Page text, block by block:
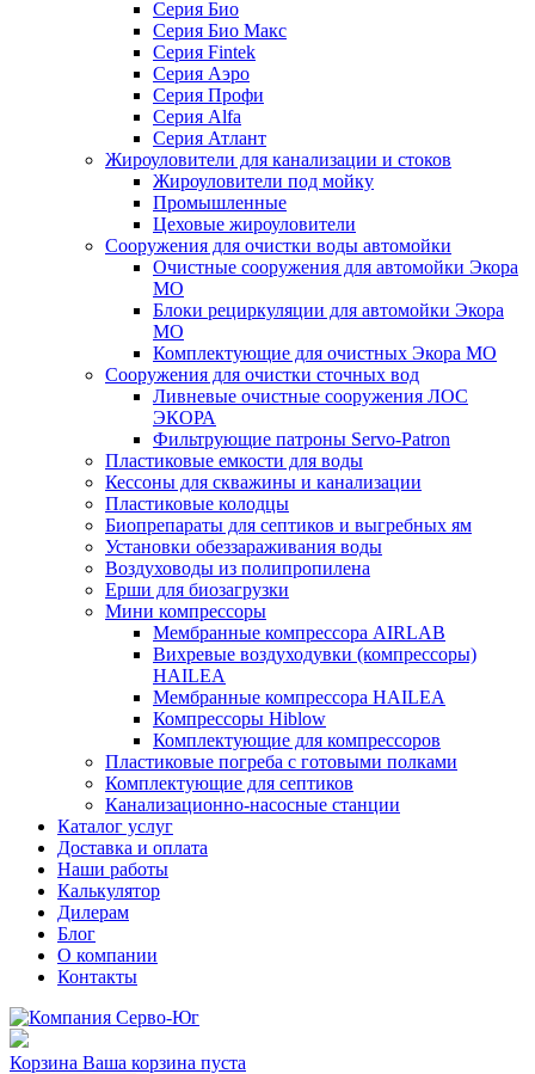
Серия Био
Серия Био Макс
Серия Fintek
Серия Аэро
Серия Профи
Серия Alfa
Серия Атлант
Жироуловители для канализации и стоков
Жироуловители под мойку
Промышленные
Цеховые жироуловители
Сооружения для очистки воды автомойки
Очистные сооружения для автомойки Экора
МО
Блоки рециркуляции для автомойки Экора
МО
Комплектующие для очистных Экора МО
Сооружения для очистки сточных вод
Ливневые очистные сооружения ЛОС
ЭКОРА
Фильтрующие патроны Servo-Patron
Пластиковые емкости для воды
Кессоны для скважины и канализации
Пластиковые колодцы
Биопрепараты для септиков и выгребных ям
Установки обеззараживания воды
Воздуховоды из полипропилена
Ерши для биозагрузки
Мини компрессоры
Мембранные компрессора AIRLAB
Вихревые воздуходувки (компрессоры)
HAILEA
Мембранные компрессора HAILEA
Компрессоры Hiblow
Комплектующие для компрессоров
Пластиковые погреба с готовыми полками
Комплектующие для септиков
Канализационно-насосные станции
Каталог услуг
Доставка и оплата
Наши работы
Калькулятор
Дилерам
Блог
О компании
Контакты
Корзина Ваша корзина пуста